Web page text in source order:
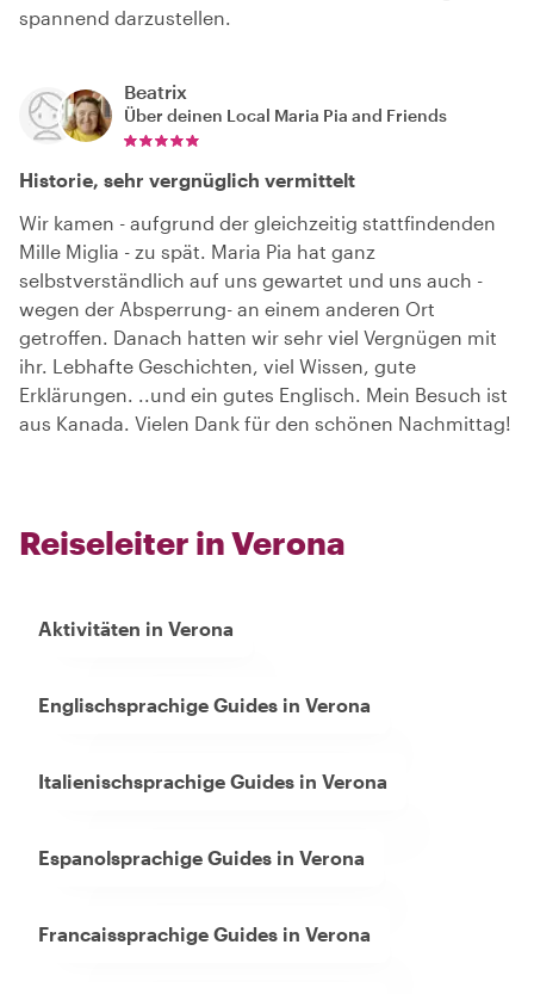
spannend darzustellen.
Beatrix
Über deinen Local Maria Pia and Friends
Historie, sehr vergnüglich vermittelt
Wir kamen - aufgrund der gleichzeitig stattfindenden
Mille Miglia - zu spät. Maria Pia hat ganz
selbstverständlich auf uns gewartet und uns auch -
wegen der Absperrung- an einem anderen Ort
getroffen. Danach hatten wir sehr viel Vergnügen mit
ihr. Lebhafte Geschichten, viel Wissen, gute
Erklärungen. ..und ein gutes Englisch. Mein Besuch ist
aus Kanada. Vielen Dank für den schönen Nachmittag!
Reiseleiter in Verona
Aktivitäten in Verona
Englischsprachige Guides in Verona
Italienischsprachige Guides in Verona
Espanolsprachige Guides in Verona
Francaissprachige Guides in Verona